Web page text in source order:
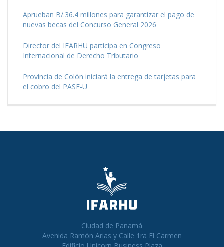
Aprueban B/.36.4 millones para garantizar el pago de
nuevas becas del Concurso General 2026
Director del IFARHU participa en Congreso
Internacional de Derecho Tributario
Provincia de Colón iniciará la entrega de tarjetas para
el cobro del PASE-U
Ciudad de Panamá
Avenida Ramón Arias y Calle 1ra El Carmen